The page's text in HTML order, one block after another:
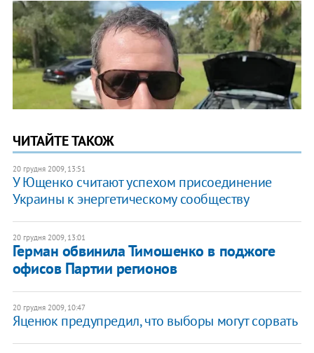
ЧИТАЙТЕ ТАКОЖ
20 грудня 2009, 13:51
У Ющенко считают успехом присоединение
Украины к энергетическому сообществу
20 грудня 2009, 13:01
Герман обвинила Тимошенко в поджоге
офисов Партии регионов
20 грудня 2009, 10:47
Яценюк предупредил, что выборы могут сорвать